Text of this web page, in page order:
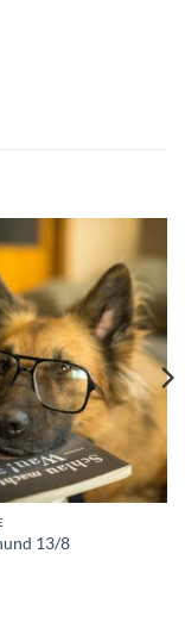
13/8